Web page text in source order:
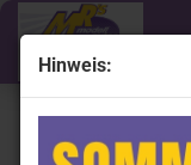
Hinweis:
« Erster « zurück
915